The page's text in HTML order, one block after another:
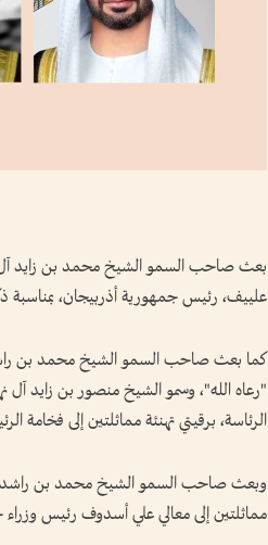
بعث صاحب السمو الشيخ محمد بن زايد آل
علييف، رئيس جمهورية أذربيجان، بمناسبة
كما بعث صاحب السمو الشيخ محمد بن
"رعاه الله"، وسمو الشيخ منصور بن زايد
الرئاسة، برقيتي تهنئة مماثلتين إلى فخامة
وبعث صاحب السمو الشيخ محمد بن راشد آل
مماثلتين إلى معالي علي أسدوف رئيس